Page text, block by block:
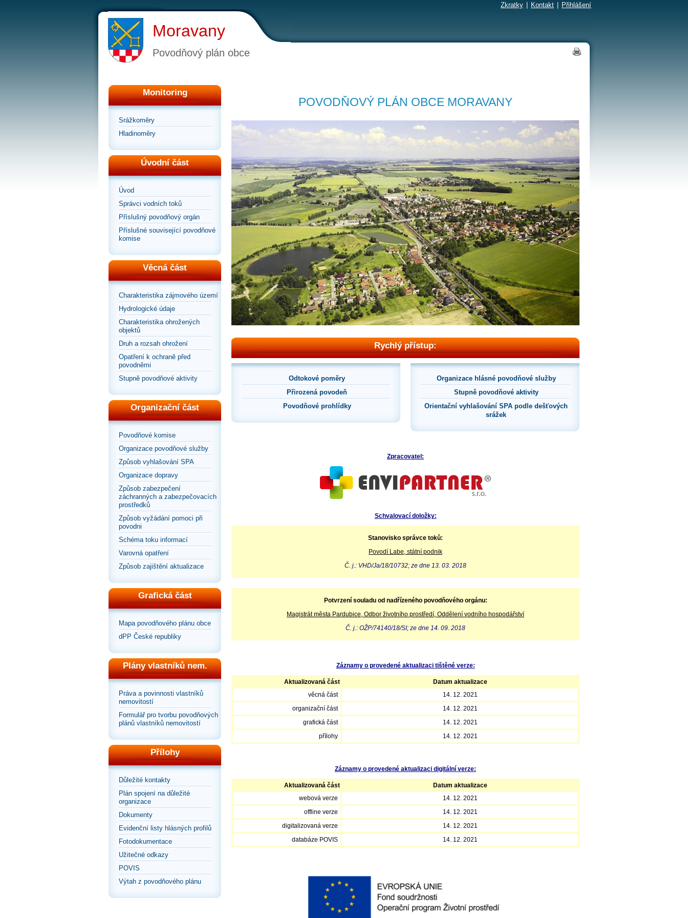
Zkratky Kontakt Přihlášení
Moravany
Povodňový plán obce
Monitoring
Srážkoměry
Hladinoměry
Úvodní část
Úvod
Správci vodních toků
Příslušný povodňový orgán
Příslušné související povodňové
komise
Věcná část
Charakteristika zájmového území
Hydrologické údaje
Charakteristika ohrožených
objektů
Druh a rozsah ohrožení
Opatření k ochraně před
povodněmi
Stupně povodňové aktivity
Organizační část
Povodňové komise
Organizace povodňové služby
Způsob vyhlašování SPA
Organizace dopravy
Způsob zabezpečení
záchranných a zabezpečovacích
prostředků
Způsob vyžádání pomoci při
povodni
Schéma toku informací
Varovná opatření
Způsob zajištění aktualizace
Grafická část
Mapa povodňového plánu obce
dPP České republiky
Plány vlastníků nem.
Práva a povinnosti vlastníků
nemovitostí
Formulář pro tvorbu povodňových
plánů vlastníků nemovitostí
Přílohy
Důležité kontakty
Plán spojení na důležité
organizace
Dokumenty
Evidenční listy hlásných profilů
Fotodokumentace
Užitečné odkazy
POVIS
Výtah z povodňového plánu
POVODŇOVÝ PLÁN OBCE MORAVANY
Rychlý přístup:
Odtokové poměry
Přirozená povodeň
Povodňové prohlídky
Organizace hlásné povodňové služby
Stupně povodňové aktivity
Orientační vyhlašování SPA podle dešťových
srážek
Zpracovatel:
Schvalovací doložky:
Stanovisko správce toků:
Povodí Labe, státní podnik
Č. j.: VHD/Ja/18/10732; ze dne 13. 03. 2018
Potvrzení souladu od nadřízeného povodňového orgánu:
Magistrát města Pardubice, Odbor životního prostředí, Oddělení vodního hospodářství
Č. j.: OŽP/74140/18/SI; ze dne 14. 09. 2018
Záznamy o provedené aktualizaci tištěné verze:
Aktualizovaná část
Datum aktualizace
věcná část
14. 12. 2021
organizační část
14. 12. 2021
grafická část
14. 12. 2021
přílohy
14. 12. 2021
Záznamy o provedené aktualizaci digitální verze:
Aktualizovaná část
Datum aktualizace
webová verze
14. 12. 2021
offline verze
14. 12. 2021
digitalizovaná verze
14. 12. 2021
databáze POVIS
14. 12. 2021